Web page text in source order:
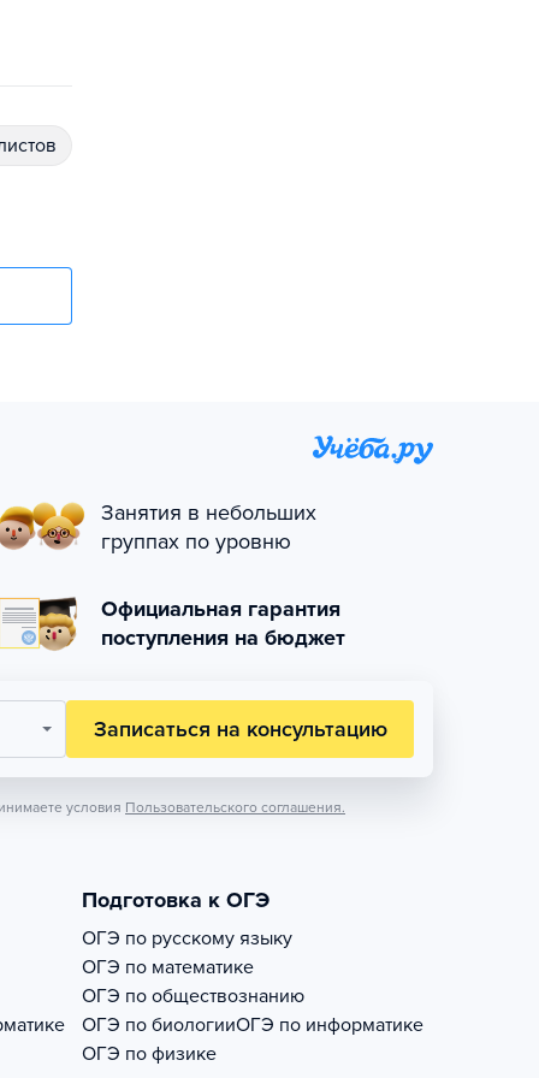
Занятия в небольших
группах по уровню
Официальная гарантия
поступления на бюджет
Записаться на консультацию
условия Пользовательского соглашения.
Подготовка к ОГЭ
ОГЭ по русскому языку
ОГЭ по математике
ОГЭ по обществознанию
ОГЭ по биологииОГЭ по информатике
ОГЭ по физике